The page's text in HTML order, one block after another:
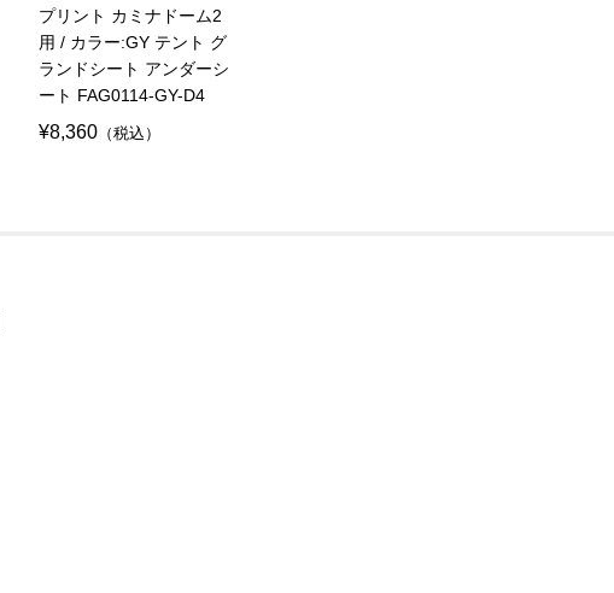
プリント カミナドーム2
用 / カラー:GY テント グ
ランドシート アンダーシ
ート FAG0114-GY-D4
¥8,360 （税込）